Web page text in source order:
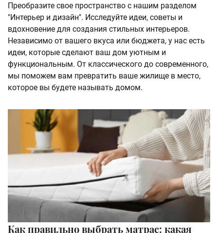
Преобразите свое пространство с нашим разделом
"Интерьер и дизайн". Исследуйте идеи, советы и
вдохновение для создания стильных интерьеров.
Независимо от вашего вкуса или бюджета, у нас есть
идеи, которые сделают ваш дом уютным и
функциональным. От классического до современного,
мы поможем вам превратить ваше жилище в место,
которое вы будете называть домом.
Как правильно выбрать матрас: какая